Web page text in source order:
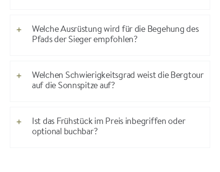
Welche Ausrüstung wird für die Begehung des
Pfads der Sieger empfohlen?
Welchen Schwierigkeitsgrad weist die Bergtour
auf die Sonnspitze auf?
Ist das Frühstück im Preis inbegriffen oder
optional buchbar?